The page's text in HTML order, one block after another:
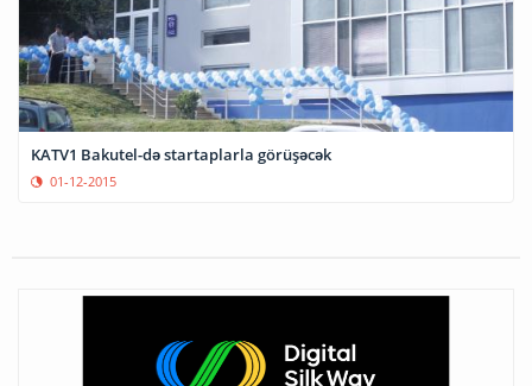
KATV1 Bakutel-də startaplarla görüşəcək
01-12-2015